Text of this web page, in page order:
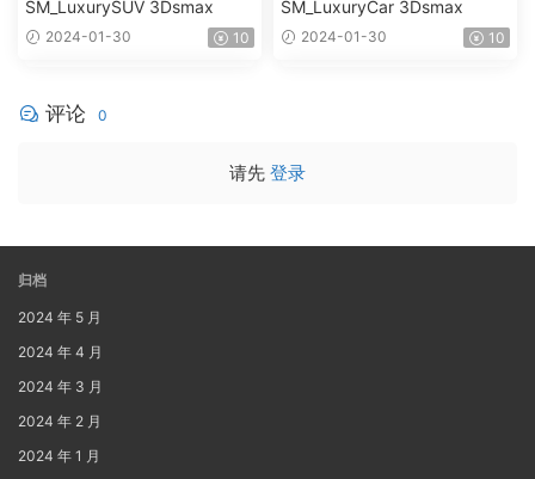
SM_LuxurySUV 3Dsmax
2024-01-30 10
SM_LuxuryCar 3Dsmax
2024-01-30 10
评论 0
请先 登录
归档
2024 年 5 月
2024 年 4 月
2024 年 3 月
2024 年 2 月
2024 年 1 月